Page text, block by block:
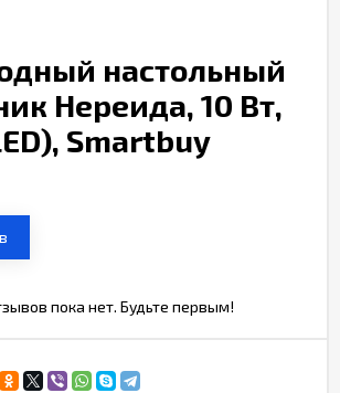
настольный
Нереида, 10 Вт,
Smartbuy
пока нет. Будьте первым!